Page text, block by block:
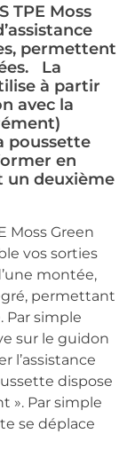
TPE Moss
permettent
La
à partir
avec la
poussette
en
un deuxième
Moss Green
vos sorties
montée,
permettant
Par simple
sur le guidon
l’assistance
dispose
». Par simple
se déplace